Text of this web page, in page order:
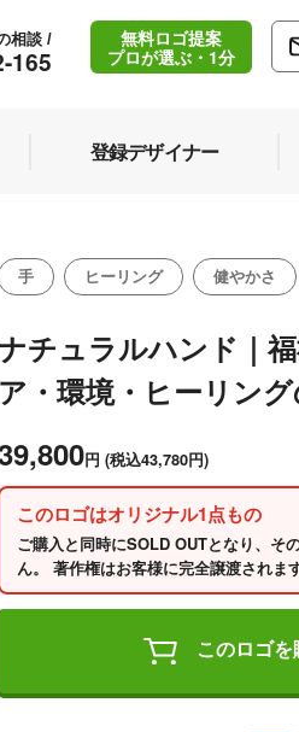
165
相談 /
無料ロゴ提案
プロが選ぶ・1分
登録デザイナー
手 ヒーリング 健やかさ
チュラルハンド｜
ア・環境・ヒーリン
円 (税込43,780円)
このロゴはオリジナル1点もの
ご購入と同時にSOLD OUTとなり、そ
ん。 著作権はお客様に完全譲渡されます
このロゴを